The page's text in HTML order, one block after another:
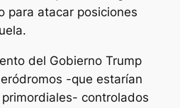
para atacar posiciones
del Gobierno Trump
-que estarían
controlados